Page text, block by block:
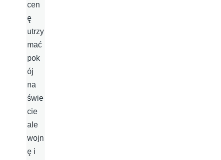
cen
ę
utrzy
mać
pok
ój
na
świe
cie
ale
wojn
ę i